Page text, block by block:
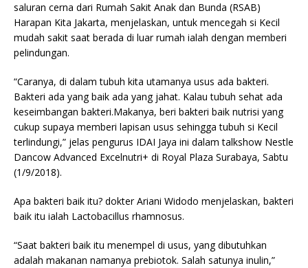
saluran cerna dari Rumah Sakit Anak dan Bunda (RSAB)
Harapan Kita Jakarta, menjelaskan, untuk mencegah si Kecil
mudah sakit saat berada di luar rumah ialah dengan memberi
pelindungan.
“Caranya, di dalam tubuh kita utamanya usus ada bakteri.
Bakteri ada yang baik ada yang jahat. Kalau tubuh sehat ada
keseimbangan bakteri.Makanya, beri bakteri baik nutrisi yang
cukup supaya memberi lapisan usus sehingga tubuh si Kecil
terlindungi,” jelas pengurus IDAI Jaya ini dalam talkshow Nestle
Dancow Advanced Excelnutri+ di Royal Plaza Surabaya, Sabtu
(1/9/2018).
Apa bakteri baik itu? dokter Ariani Widodo menjelaskan, bakteri
baik itu ialah Lactobacillus rhamnosus.
“Saat bakteri baik itu menempel di usus, yang dibutuhkan
adalah makanan namanya prebiotok. Salah satunya inulin,”